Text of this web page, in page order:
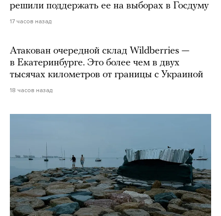
решили поддержать ее на выборах в Госдуму
17 часов назад
Атакован очередной склад Wildberries —
в Екатеринбурге. Это более чем в двух
тысячах километров от границы с Украиной
18 часов назад